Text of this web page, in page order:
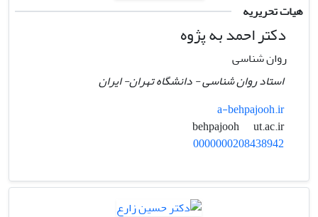
هیات تحریریه
دکتر احمد به پژوه
روان شناسی
استاد روان شناسی - دانشگاه تهران- ایران
a-behpajooh.ir
behpajooh
ut.ac.ir
0000000208438942